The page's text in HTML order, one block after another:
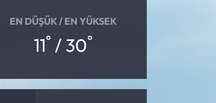
EN DÜŞÜK / EN YÜKSEK
11° / 30°